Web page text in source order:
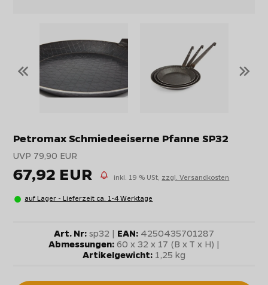
« »
Petromax Schmiedeeiserne Pfanne SP32
UVP 79,90 EUR
67,92 EUR inkl. 19 % USt, zzgl. Versandkosten
auf Lager - Lieferzeit ca. 1-4 Werktage
Art. Nr: sp32 | EAN: 4250435701287
Abmessungen: 60 x 32 x 17 (B x T x H) |
Artikelgewicht: 1,25 kg